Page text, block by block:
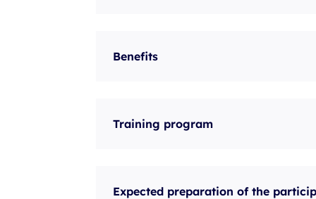
Benefits
Training program
Expected preparation of the